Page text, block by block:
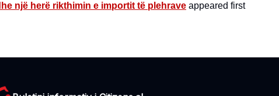
një herë rikthimin e importit të plehrave appeared first